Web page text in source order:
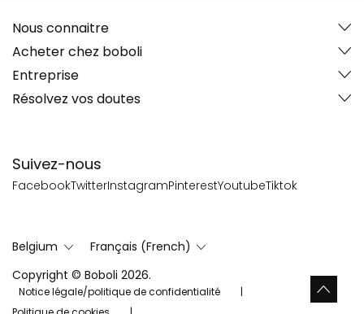
Suivez-nous
FacebookTwitterInstagramPinterestYoutubeTiktok
Nous connaitre
Acheter chez boboli
Entreprise
Résolvez vos doutes
Belgium
Français (French)
Copyright © Boboli 2026.
Notice légale/politique de confidentialité